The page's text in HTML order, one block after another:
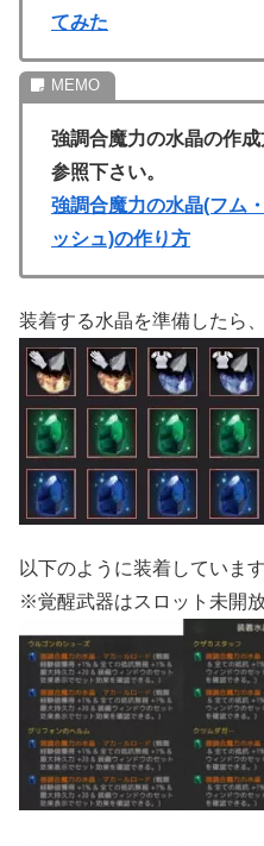
てみた
強調合魔力の水晶の作
参照下さい。
強調合魔力の水晶(フム
ッシュ)の作り方
装着する水晶を準備したら
以下のように装着しています
※覚醒武器はスロット未開放